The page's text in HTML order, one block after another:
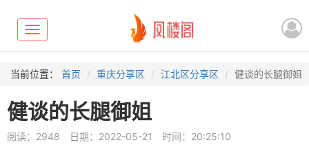
Toggle
navigation
当前位置： 首页 重庆分享区 江北区分享区 健谈的长腿御姐
健谈的长腿御姐
阅读：2948 日期：2022-05-21 时间：20:25:10